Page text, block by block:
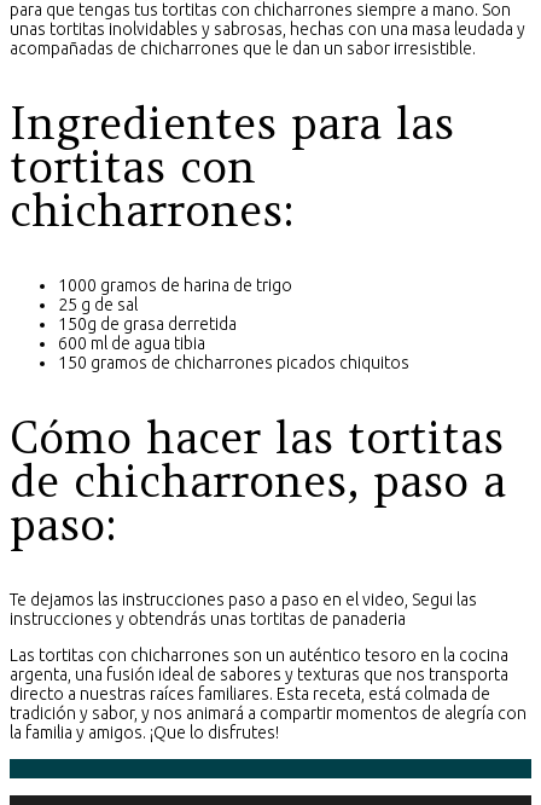
para que tengas tus tortitas con chicharrones siempre a mano. Son
unas tortitas inolvidables y sabrosas, hechas con una masa leudada y
acompañadas de chicharrones que le dan un sabor irresistible.
Ingredientes para las
tortitas con
chicharrones:
1000 gramos de harina de trigo
25 g de sal
150g de grasa derretida
600 ml de agua tibia
150 gramos de chicharrones picados chiquitos
Cómo hacer las tortitas
de chicharrones, paso a
paso:
Te dejamos las instrucciones paso a paso en el video, Segui las
instrucciones y obtendrás unas tortitas de panaderia
Las tortitas con chicharrones son un auténtico tesoro en la cocina
argenta, una fusión ideal de sabores y texturas que nos transporta
directo a nuestras raíces familiares. Esta receta, está colmada de
tradición y sabor, y nos animará a compartir momentos de alegría con
la familia y amigos. ¡Que lo disfrutes!